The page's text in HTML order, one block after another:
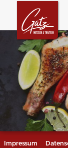
Impressum